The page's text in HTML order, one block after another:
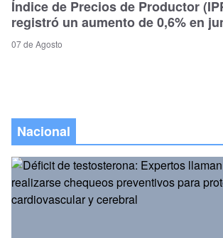
Índice de Precios de Productor
registró un aumento de 0,6% en
07 de Agosto
Nacional